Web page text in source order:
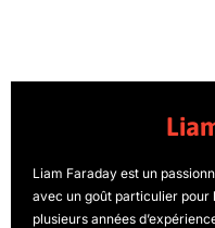
Liam Faraday est un
avec un goût particulier pour
plusieurs années